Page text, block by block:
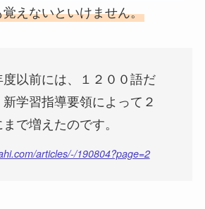
えないといけません。
度以前には、１２００語だ
学習指導要領によって２
で増えたのです。
articles/-/190804?page=2